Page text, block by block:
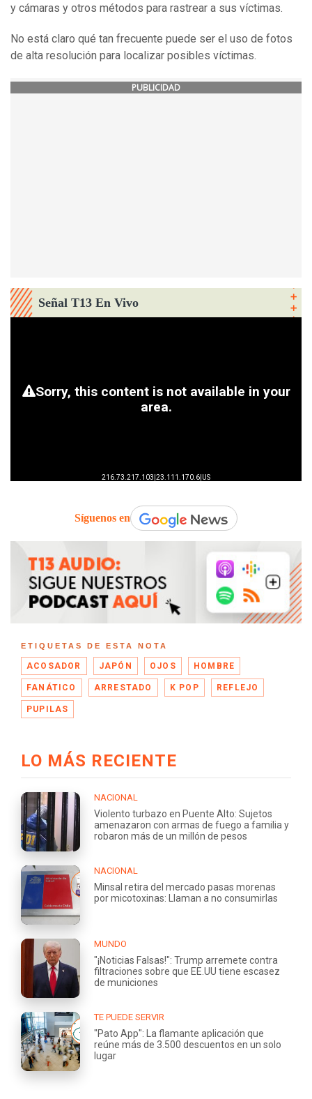
y cámaras y otros métodos para rastrear a sus víctimas.
No está claro qué tan frecuente puede ser el uso de fotos
de alta resolución para localizar posibles víctimas.
PUBLICIDAD
Señal T13 En Vivo
Síguenos en
ETIQUETAS DE ESTA NOTA
ACOSADOR JAPÓN OJOS HOMBRE
FANÁTICO ARRESTADO K POP REFLEJO
PUPILAS
LO MÁS RECIENTE
NACIONAL
Violento turbazo en Puente Alto: Sujetos
amenazaron con armas de fuego a familia y
robaron más de un millón de pesos
NACIONAL
Minsal retira del mercado pasas morenas
por micotoxinas: Llaman a no consumirlas
MUNDO
"¡Noticias Falsas!": Trump arremete contra
filtraciones sobre que EE.UU tiene escasez
de municiones
TE PUEDE SERVIR
"Pato App": La flamante aplicación que
reúne más de 3.500 descuentos en un solo
lugar